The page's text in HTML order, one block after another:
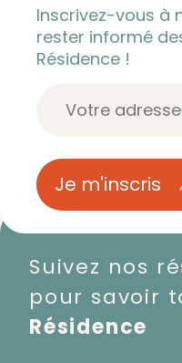
Inscrivez-vous à
rester informé
Résidence !
Suivez nos
pour savoir
Résidence